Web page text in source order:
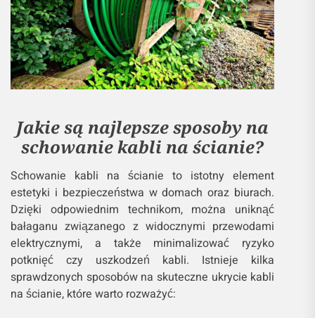
Jakie są najlepsze sposoby na
schowanie kabli na ścianie?
Schowanie kabli na ścianie to istotny element
estetyki i bezpieczeństwa w domach oraz biurach.
Dzięki odpowiednim technikom, można uniknąć
bałaganu związanego z widocznymi przewodami
elektrycznymi, a także minimalizować ryzyko
potknięć czy uszkodzeń kabli. Istnieje kilka
sprawdzonych sposobów na skuteczne ukrycie kabli
na ścianie, które warto rozważyć: